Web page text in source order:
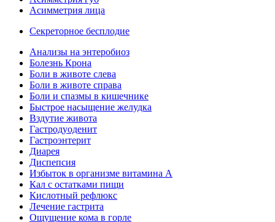
Асимметрия лица
Секреторное бесплодие
Анализы на энтеробиоз
Болезнь Крона
Боли в животе слева
Боли в животе справа
Боли и спазмы в кишечнике
Быстрое насыщение желудка
Вздутие живота
Гастродуоденит
Гастроэнтерит
Диарея
Диспепсия
Избыток в организме витамина А
Кал с остатками пищи
Кислотный рефлюкс
Лечение гастрита
Ощущение кома в горле